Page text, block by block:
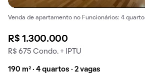
Venda de apartamento no Funcionários: 4
R$ 1.300.000
R$ 675 Condo. + IPTU
190 m² · 4 quartos · 2 vagas